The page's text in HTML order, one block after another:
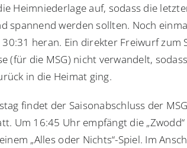
Heimniederlage auf, sodass die
spannend werden sollten. Noch
30:31 heran. Ein direkter Freiwurf zum
(für die MSG) nicht verwandelt,
in die Heimat ging.
findet der Saisonabschluss der MSG
Um 16:45 Uhr empfängt die „Zwodd“
„Alles oder Nichts“-Spiel. Im